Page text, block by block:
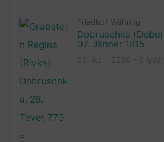
Friedhof Währing
Dobruschka
07. Jänner 1815